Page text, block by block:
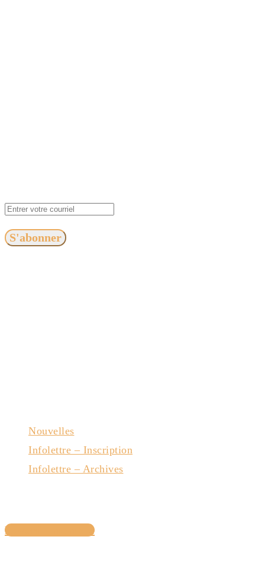
S'abonner
Nouvelles
Infolettre – Inscription
Infolettre – Archives
Devenir membre